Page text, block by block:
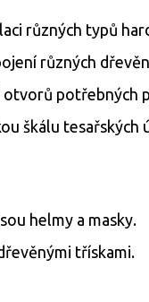
různých typů
různých
potřebných
škálu tesařských
helmy a masky.
třískami.